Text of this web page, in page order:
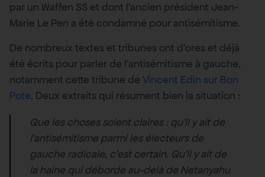
par un Waffen SS et dont l’ancien président Jean-
Marie Le Pen a été condamné pour antisémitisme.
De nombreux textes et tribunes ont d’ores et déjà
été écrits pour parler de l’antisémitisme à gauche,
notamment cette tribune de Vincent Edin sur Bon
Pote. Deux extraits qui résument bien la situation :
Que les choses soient claires : qu’il y ait de
l’antisémitisme parmi les électeurs de
gauche radicale, c’est certain. Qu’il y ait de
la haine qui déborde au-delà de Netanyahu